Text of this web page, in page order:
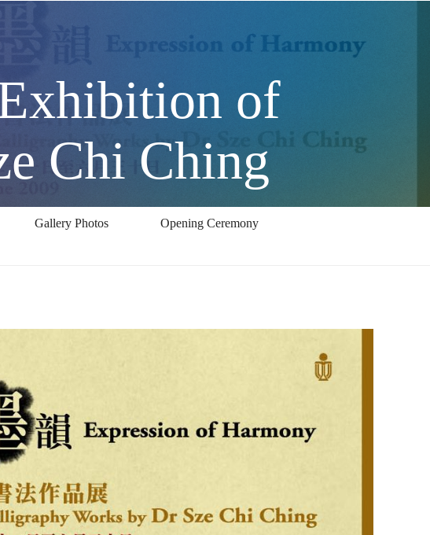
of
Chi Ching
Gallery Photos Opening Ceremony